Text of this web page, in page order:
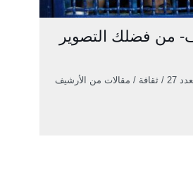
من فضلك التصوير
من الأرشيف